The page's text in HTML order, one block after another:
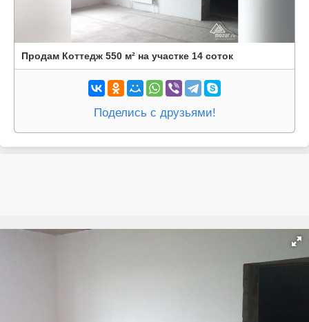
Продам Коттедж 550 м² на участке 14 соток
Поделись с друзьями!